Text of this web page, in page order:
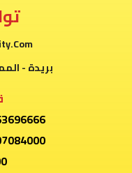
بريدة -